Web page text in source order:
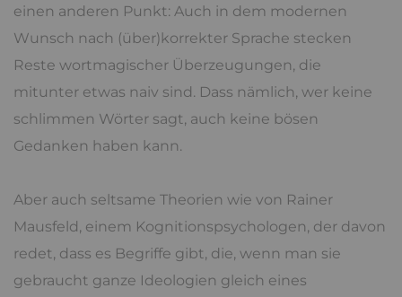
einen anderen Punkt: Auch in dem modernen
Wunsch nach (über)korrekter Sprache stecken
Reste wortmagischer Überzeugungen, die
mitunter etwas naiv sind. Dass nämlich, wer keine
schlimmen Wörter sagt, auch keine bösen
Gedanken haben kann.
Aber auch seltsame Theorien wie von Rainer
Mausfeld, einem Kognitionspsychologen, der davon
redet, dass es Begriffe gibt, die, wenn man sie
gebraucht ganze Ideologien gleich eines